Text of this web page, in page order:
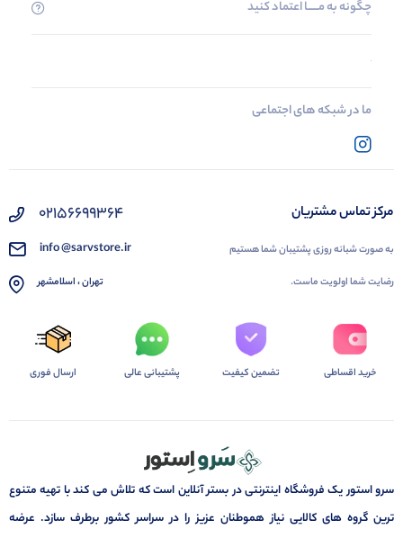
چگونه به مــــــا اعتماد کنید
ما در شبکه های اجتماعی
مرکز تماس مشتریان
به صورت شبانه روزی پشتیبان شما هستیم
رضایت شما اولویت ماست.
02156699364
info @sarvstore.ir
تهران ، اسلامشهر
خرید اقساطی تضمین کیفیت پشتیبانی عالی ارسال فوری
سرو استور یک فروشگاه اینترنتی در بستر آنلاین است که تلاش می کند با تهیه متنوع
ترین گروه های کالایی نیاز هموطنان عزیز را در سراسر کشور برطرف سازد. عرضه